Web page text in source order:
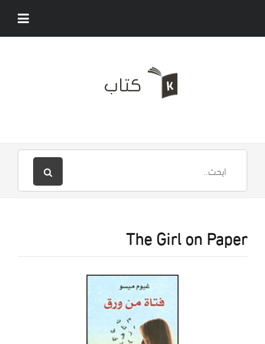
The Girl on Paper